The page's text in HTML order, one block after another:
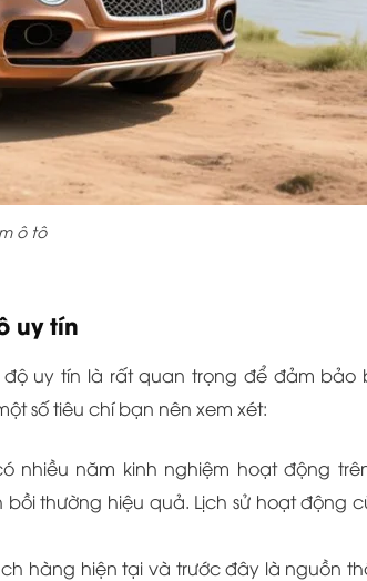
ô tô
uy tín
uy tín là rất quan trọng để đảm bảo
số tiêu chí bạn nên xem xét:
nhiều năm kinh nghiệm hoạt động
thường hiệu quả. Lịch sử hoạt động
hàng hiện tại và trước đây là nguồn